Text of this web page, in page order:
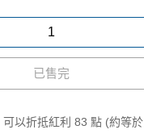
已售完
以折抵紅利 83 點 (約等於